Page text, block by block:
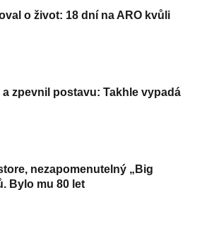
o život: 18 dní na ARO kvůli
zpevnil postavu: Takhle vypadá
nezapomenutelný „Big
Bylo mu 80 let